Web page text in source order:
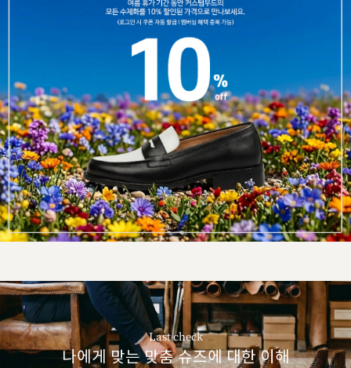
Last check
나에게 맞는 맞춤 슈즈에 대한 이해